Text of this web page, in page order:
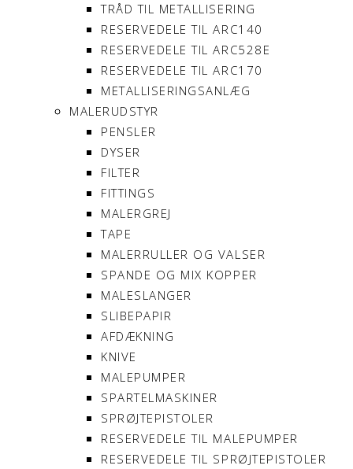
TRÅD TIL METALLISERING
RESERVEDELE TIL ARC140
RESERVEDELE TIL ARC528E
RESERVEDELE TIL ARC170
METALLISERINGSANLÆG
MALERUDSTYR
PENSLER
DYSER
FILTER
FITTINGS
MALERGREJ
TAPE
MALERRULLER OG VALSER
SPANDE OG MIX KOPPER
MALESLANGER
SLIBEPAPIR
AFDÆKNING
KNIVE
MALEPUMPER
SPARTELMASKINER
SPRØJTEPISTOLER
RESERVEDELE TIL MALEPUMPER
RESERVEDELE TIL SPRØJTEPISTOLER